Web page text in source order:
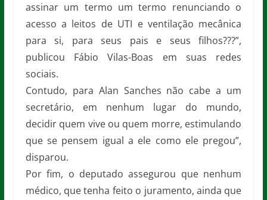
assinar um termo um termo renunciando o
acesso a leitos de UTI e ventilação mecânica
para si, para seus pais e seus filhos???”,
publicou Fábio Vilas-Boas em suas redes
sociais.
Contudo, para Alan Sanches não cabe a um
secretário, em nenhum lugar do mundo,
decidir quem vive ou quem morre, estimulando
que se pensem igual a ele como ele pregou”,
disparou.
Por fim, o deputado assegurou que nenhum
médico, que tenha feito o juramento, ainda que